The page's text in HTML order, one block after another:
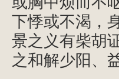
下悸或不渴，
景之义有柴胡
之和解少阳、